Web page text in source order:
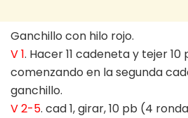
Ganchillo con hilo rojo.
V 1. Hacer 11 cadeneta y tejer
comenzando en la segunda
ganchillo.
V 2-5. cad 1, girar, 10 pb (4